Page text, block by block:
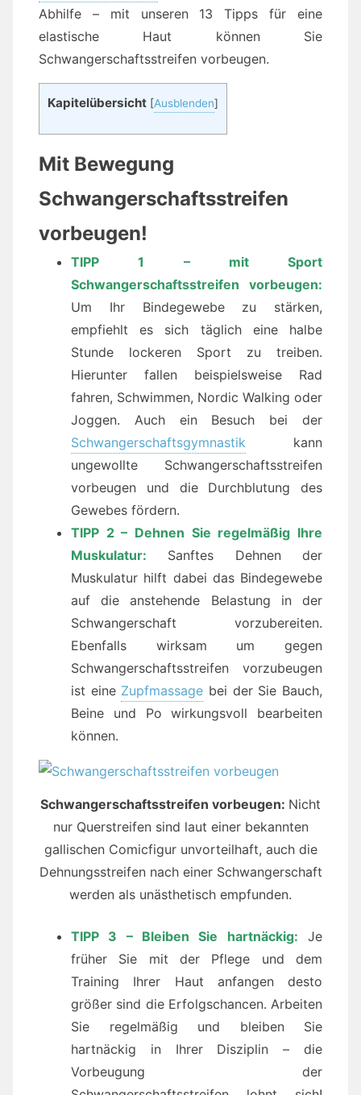
Abhilfe – mit unseren 13 Tipps für eine
elastische Haut können Sie
Schwangerschaftsstreifen vorbeugen.
Kapitelübersicht [Ausblenden]
Mit Bewegung
Schwangerschaftsstreifen
vorbeugen!
TIPP 1 – mit Sport
Schwangerschaftsstreifen vorbeugen:
Um Ihr Bindegewebe zu stärken,
empfiehlt es sich täglich eine halbe
Stunde lockeren Sport zu treiben.
Hierunter fallen beispielsweise Rad
fahren, Schwimmen, Nordic Walking oder
Joggen. Auch ein Besuch bei der
Schwangerschaftsgymnastik kann
ungewollte Schwangerschaftsstreifen
vorbeugen und die Durchblutung des
Gewebes fördern.
TIPP 2 – Dehnen Sie regelmäßig Ihre
Muskulatur:
Sanftes Dehnen der
Muskulatur hilft dabei das Bindegewebe
auf die anstehende Belastung in der
Schwangerschaft vorzubereiten.
Ebenfalls wirksam um gegen
Schwangerschaftsstreifen vorzubeugen
ist eine Zupfmassage bei der Sie Bauch,
Beine und Po wirkungsvoll bearbeiten
können.
Schwangerschaftsstreifen vorbeugen: Nicht
nur Querstreifen sind laut einer bekannten
gallischen Comicfigur unvorteilhaft, auch die
Dehnungsstreifen nach einer Schwangerschaft
werden als unästhetisch empfunden.
TIPP 3 – Bleiben Sie hartnäckig: Je
früher Sie mit der Pflege und dem
Training Ihrer Haut anfangen desto
größer sind die Erfolgschancen. Arbeiten
Sie regelmäßig und bleiben Sie
hartnäckig in Ihrer Disziplin – die
Vorbeugung der